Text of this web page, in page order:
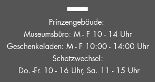
Prinzengebäude:
Museumsbüro: M - F 10 - 14 Uhr
Geschenkeladen: M - F 10:00 - 14:00 Uhr
Schatzwechsel:
Do. -Fr. 10 - 16 Uhr, Sa. 11 - 15 Uhr